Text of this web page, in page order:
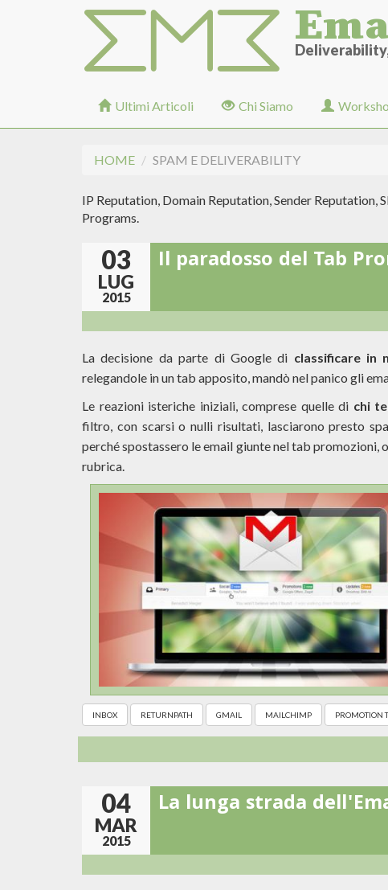
Ultimi Articoli Chi Siamo
HOME SPAM E DELIVERABILITY
IP Reputation, Domain Reputation, Sender Reputation,
Programs.
03
LUG
2015
Il paradosso del Tab
La decisione da parte di Google di classificare in
relegandole in un tab apposito, mandò nel panico gli
Le reazioni isteriche iniziali, comprese quelle di chi
filtro, con scarsi o nulli risultati, lasciarono presto
perché spostassero le email giunte nel tab
rubrica.
INBOX RETURNPATH GMAIL MAILCHIMP PROMOTION
04
MAR
2015
La lunga strada